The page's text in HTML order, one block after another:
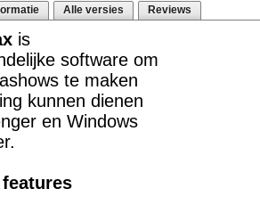
Alle versies Reviews
is
software om
te maken
kunnen dienen
en Windows